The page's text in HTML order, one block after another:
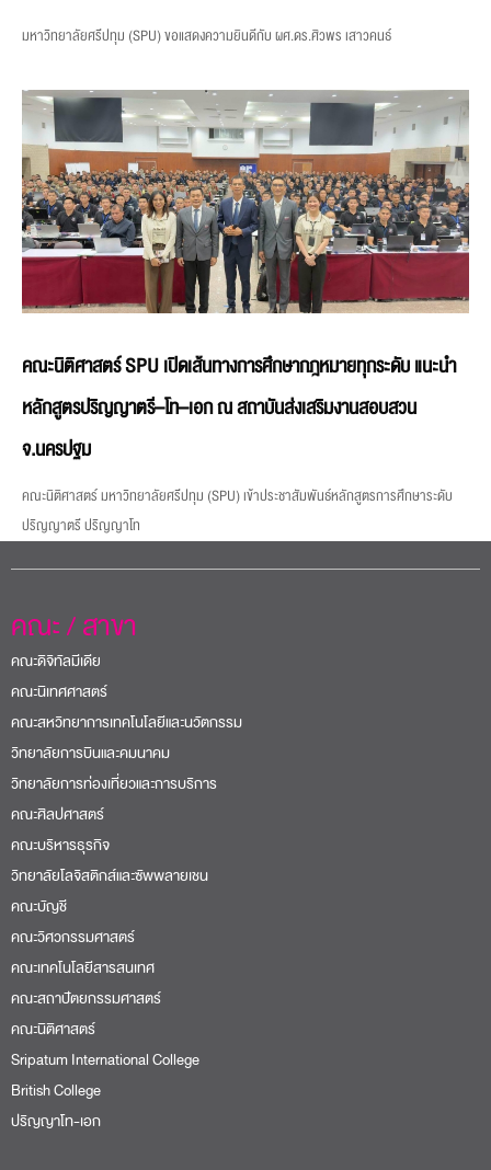
มหาวิทยาลัยศรีปทุม (SPU) ขอแสดงความยินดีกับ ผศ.ดร.ศิวพร เสาวคนธ์
คณะนิติศาสตร์ SPU เปิดเส้นทางการศึกษากฎหมายทุกระดับ แนะนำ
หลักสูตรปริญญาตรี–โท–เอก ณ สถาบันส่งเสริมงานสอบสวน
จ.นครปฐม
คณะนิติศาสตร์ มหาวิทยาลัยศรีปทุม (SPU) เข้าประชาสัมพันธ์หลักสูตรการศึกษาระดับ
ปริญญาตรี ปริญญาโท
คณะ / สาขา
คณะดิจิทัลมีเดีย
คณะนิเทศศาสตร์
คณะสหวิทยาการเทคโนโลยีและนวัตกรรม
วิทยาลัยการบินและคมนาคม
วิทยาลัยการท่องเที่ยวและการบริการ
คณะศิลปศาสตร์
คณะบริหารธุรกิจ
วิทยาลัยโลจิสติกส์และซัพพลายเชน
คณะบัญชี
คณะวิศวกรรมศาสตร์
คณะเทคโนโลยีสารสนเทศ
คณะสถาปัตยกรรมศาสตร์
คณะนิติศาสตร์
Sripatum International College
British College
ปริญญาโท-เอก